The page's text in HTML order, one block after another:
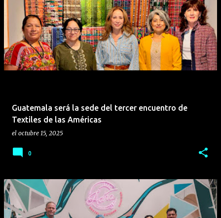
Guatemala será la sede del tercer encuentro de
Textiles de las Américas
el octubre 15, 2025
0